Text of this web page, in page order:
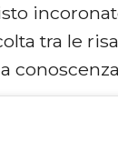
tra le